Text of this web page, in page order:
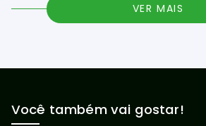
VER MAIS
Você também vai gostar!